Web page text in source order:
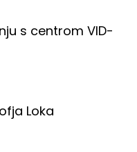
s centrom VID-
Loka